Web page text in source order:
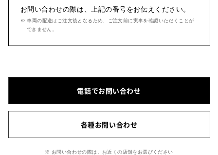
お問い合わせの際は、上記の番号をお伝えください。
※ 車両の配送はご注文後となるため、ご注文前に実車を確認いただくことが
できません。
電話でお問い合わせ
各種お問い合わせ
※ お問い合わせの際は、お近くの店舗をお選びください